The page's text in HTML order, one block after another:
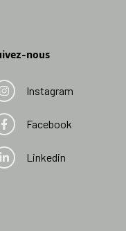
nous
Instagram
Facebook
Linkedin